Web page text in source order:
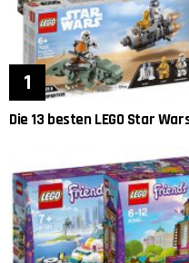
Die 13 besten LEGO Star